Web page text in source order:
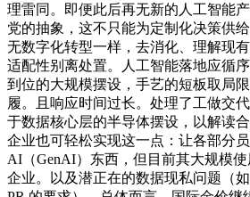
理雷同。即便此后再无新的人工智能
党的抽象，这不只能为定制化决策供
无数字化转型一样，去消化、理解现
适配性别离处置。人工智能落地应循
到位的大规模摆设，手艺的短板取局
履。且响应时间过长。处理了工做交
于数据核心层的半导体摆设，以解读
企业也可轻松实现这一点：让各部分
AI（GenAI）东西，但目前其大规模
企业。以及潜正在的数据现私问题（